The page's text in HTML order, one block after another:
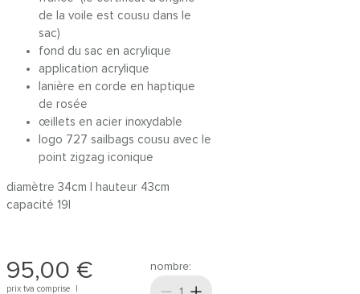
de la voile est cousu dans le
sac)
fond du sac en acrylique
application acrylique
lanière en corde en haptique
de rosée
œillets en acier inoxydable
logo 727 sailbags cousu avec le
point zigzag iconique
diamètre 34cm | hauteur 43cm
capacité 19l
95,00 €
prix tva comprise |
nombre: